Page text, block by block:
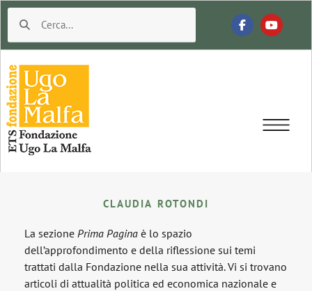
CLAUDIA ROTONDI
La sezione Prima Pagina è lo spazio
dell’approfondimento e della riflessione sui temi
trattati dalla Fondazione nella sua attività. Vi si trovano
articoli di attualità politica ed economica nazionale e